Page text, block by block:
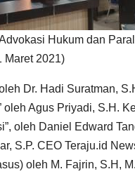
Hukum dan
Maret 2021)
Dr. Hadi Suratman,
oleh Agus Priyadi, S.H.
oleh Daniel Edward
S.P. CEO Teraju.id
oleh M. Fajrin, S.H,